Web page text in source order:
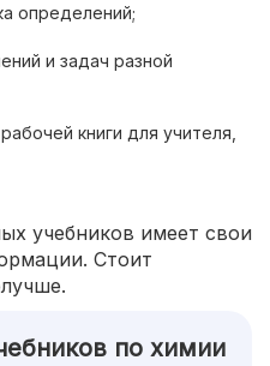
определений;
и задач разной
книги для учителя,
учебников имеет свои
Стоит
по химии